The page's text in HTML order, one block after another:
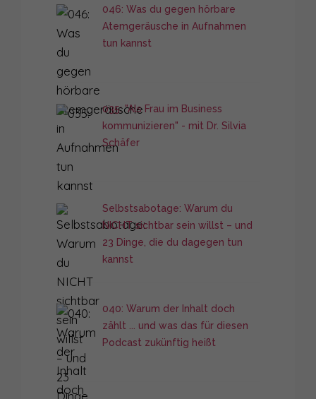
046: Was du gegen hörbare
Atemgeräusche in Aufnahmen
tun kannst
035: "Als Frau im Business
kommunizieren" - mit Dr. Silvia
Schäfer
Selbstsabotage: Warum du
NICHT sichtbar sein willst – und
23 Dinge, die du dagegen tun
kannst
040: Warum der Inhalt doch
zählt ... und was das für diesen
Podcast zukünftig heißt